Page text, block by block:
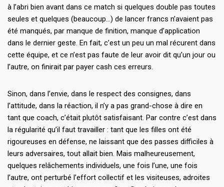
à l’abri bien avant dans ce match si quelques double pas toutes
seules et quelques (beaucoup…) de lancer francs n’avaient pas
été manqués, par manque de finition, manque d’application
dans le dernier geste. En fait, c’est un peu un mal récurent dans
cette équipe, et ce n’est pas faute de leur avoir dit qu’un jour ou
l’autre, on finirait par payer cash ces erreurs.
Sinon, dans l’envie, dans le respect des consignes, dans
l’attitude, dans la réaction, il n’y a pas grand-chose à dire en
tant que coach, c’était plutôt satisfaisant. Par contre c’est dans
la régularité qu’il faut travailler : tant que les filles ont été
rigoureuses en défense, ne laissant que des passes difficiles à
leurs adversaires, tout allait bien. Mais malheureusement,
quelques relâchements individuels, une fois l’une, une fois
l’autre, ont perturbé l’effort collectif et les visiteuses, adroites